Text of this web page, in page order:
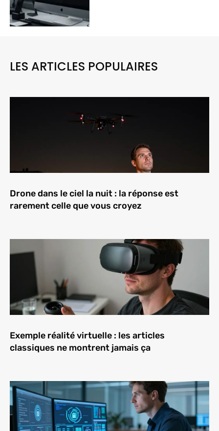
LES ARTICLES POPULAIRES
Drone dans le ciel la nuit : la réponse est
rarement celle que vous croyez
Exemple réalité virtuelle : les articles
classiques ne montrent jamais ça